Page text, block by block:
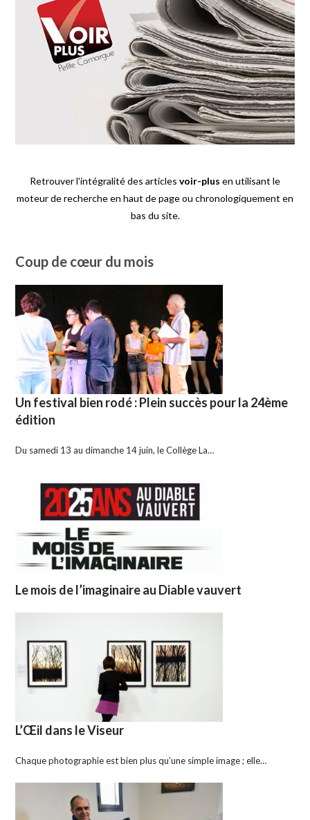
Retrouver l'intégralité des articles voir-plus en utilisant le
moteur de recherche en haut de page ou chronologiquement en
bas du site.
Coup de cœur du mois
Un festival bien rodé : Plein succès pour la 24ème
édition
Du samedi 13 au dimanche 14 juin, le Collège La…
Le mois de l’imaginaire au Diable vauvert
L’Œil dans le Viseur
Chaque photographie est bien plus qu’une simple image ; elle…